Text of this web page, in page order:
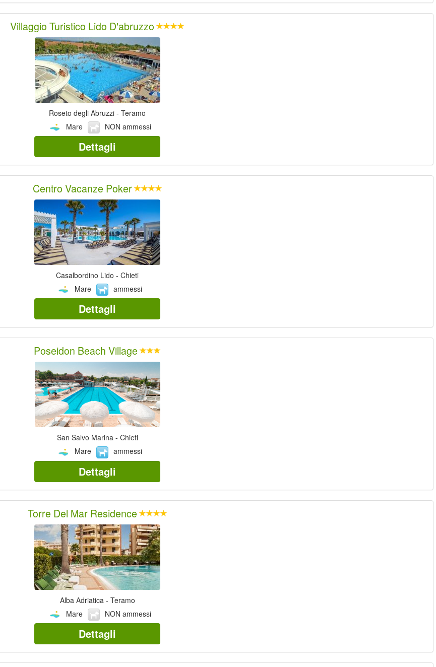
Villaggio Turistico Lido D'abruzzo
Roseto degli Abruzzi - Teramo
Mare
NON ammessi
Dettagli
Centro Vacanze Poker
Casalbordino Lido - Chieti
Mare
ammessi
Dettagli
Poseidon Beach Village
San Salvo Marina - Chieti
Mare
ammessi
Dettagli
Torre Del Mar Residence
Alba Adriatica - Teramo
Mare
NON ammessi
Dettagli